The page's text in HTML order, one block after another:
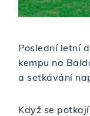
Poslední letní
kempu na
a setkávání
Když se